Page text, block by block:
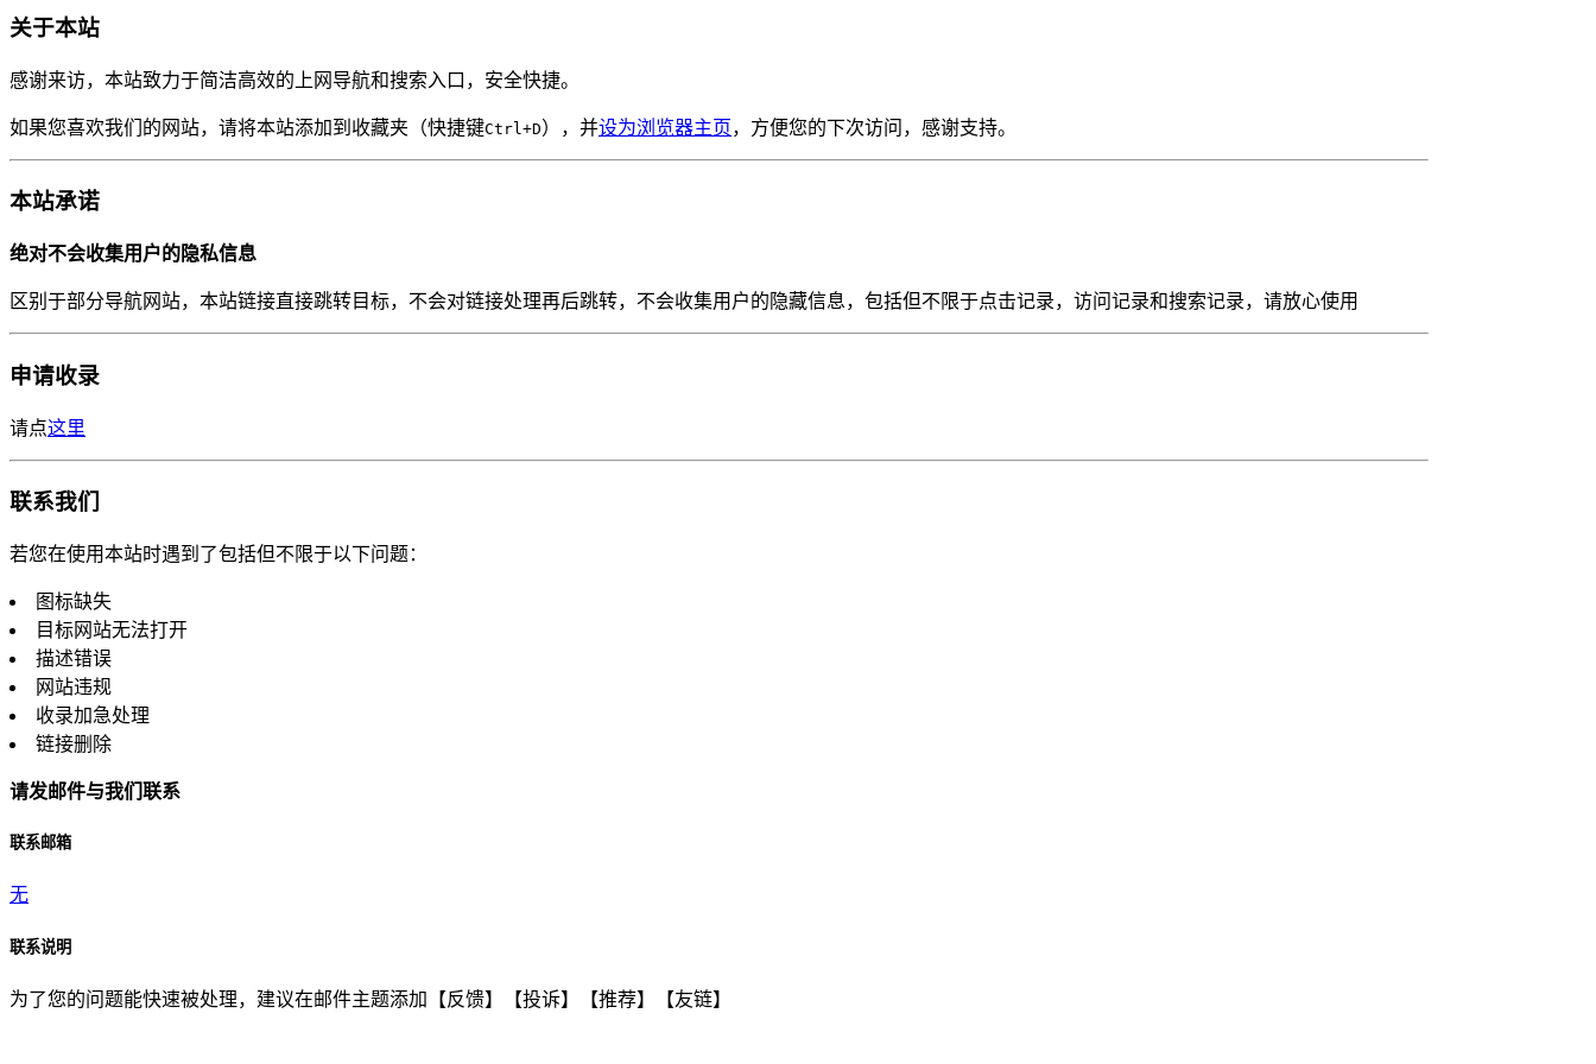
关于本站
感谢来访，本站致力于简洁高效的上网导航和搜索入口，安全快捷。
如果您喜欢我们的网站，请将本站添加到收藏夹（快捷键Ctrl+D），并设为浏览器主页，方便您的下次访问，感谢支持。
本站承诺
绝对不会收集用户的隐私信息
区别于部分导航网站，本站链接直接跳转目标，不会对链接处理再后跳转，不会收集用户的隐藏信息，包括但不限于点击记录，访问记录和搜索记录，请放心使用
申请收录
请点这里
联系我们
若您在使用本站时遇到了包括但不限于以下问题：
图标缺失
目标网站无法打开
描述错误
网站违规
收录加急处理
链接删除
请发邮件与我们联系
联系邮箱
无
联系说明
为了您的问题能快速被处理，建议在邮件主题添加【反馈】【投诉】【推荐】【友链】